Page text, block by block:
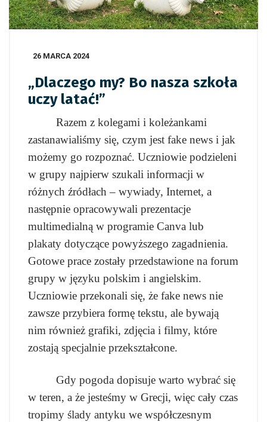
26 MARCA 2024
„Dlaczego my? Bo nasza szkoła
uczy latać!”
Razem z kolegami i koleżankami
zastanawialiśmy się, czym jest fake news i jak
możemy go rozpoznać. Uczniowie podzieleni
w grupy najpierw szukali informacji w
różnych źródłach – wywiady, Internet, a
następnie opracowywali prezentacje
multimedialną w programie Canva lub
plakaty dotyczące powyższego zagadnienia.
Gotowe prace zostały przedstawione na forum
grupy w języku polskim i angielskim.
Uczniowie przekonali się, że fake news nie
zawsze przybiera formę tekstu, ale bywają
nim również grafiki, zdjęcia i filmy, które
zostają specjalnie przekształcone.
Gdy pogoda dopisuje warto wybrać się
w teren, a że jesteśmy w Grecji, więc cały czas
tropimy ślady antyku we współczesnym